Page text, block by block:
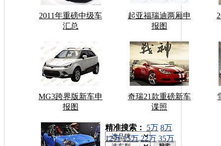
2011年重磅中级车
汇总
起亚福瑞迪两厢申
报图
MG3跨界版新车申
报图
奇瑞21款重磅新车
谍照
车型搜索：
精准搜索： 5万 8万
12万 15万 22万 35万